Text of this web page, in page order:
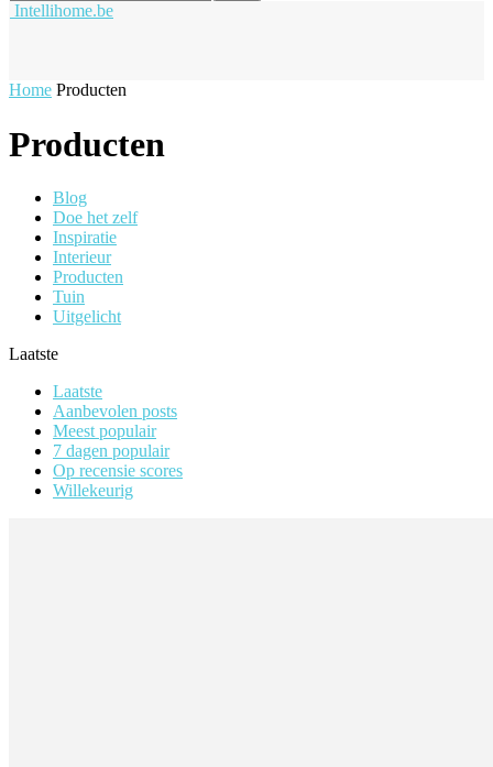
Intellihome.be
Home Producten
Producten
Blog
Doe het zelf
Inspiratie
Interieur
Producten
Tuin
Uitgelicht
Laatste
Laatste
Aanbevolen posts
Meest populair
7 dagen populair
Op recensie scores
Willekeurig